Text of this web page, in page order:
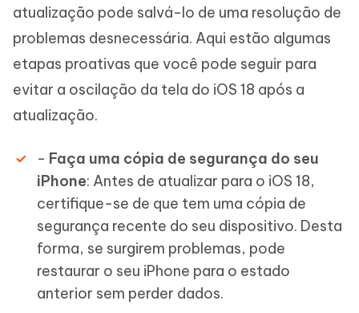
atualização pode salvá-lo de uma resolução de
problemas desnecessária. Aqui estão algumas
etapas proativas que você pode seguir para
evitar a oscilação da tela do iOS 18 após a
atualização.
- Faça uma cópia de segurança do seu
iPhone: Antes de atualizar para o iOS 18,
certifique-se de que tem uma cópia de
segurança recente do seu dispositivo. Desta
forma, se surgirem problemas, pode
restaurar o seu iPhone para o estado
anterior sem perder dados.